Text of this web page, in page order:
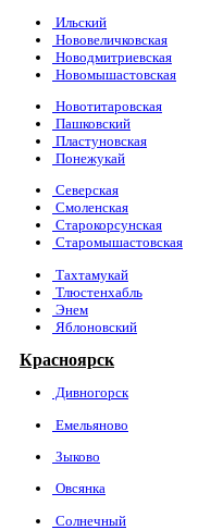
Ильский
Нововеличковская
Новодмитриевская
Новомышастовская
Новотитаровская
Пашковский
Пластуновская
Понежукай
Северская
Смоленская
Старокорсунская
Старомышастовская
Тахтамукай
Тлюстенхабль
Энем
Яблоновский
Красноярск
Дивногорск
Емельяново
Зыково
Овсянка
Солнечный